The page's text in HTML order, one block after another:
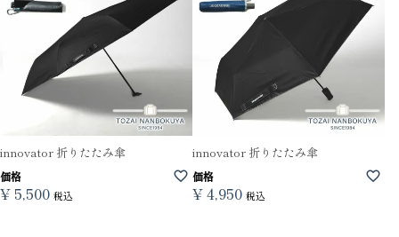
innovator 折りたたみ傘
価格
¥ 5,500 税込
innovator 折りたたみ傘
価格
¥4,950 税込